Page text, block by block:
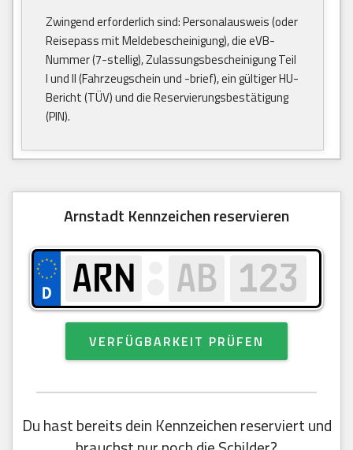
Zwingend erforderlich sind: Personalausweis (oder
Reisepass mit Meldebescheinigung), die eVB-
Nummer (7-stellig), Zulassungsbescheinigung Teil
I und II (Fahrzeugschein und -brief), ein gültiger HU-
Bericht (TÜV) und die Reservierungsbestätigung
(PIN).
Arnstadt Kennzeichen reservieren
VERFÜGBARKEIT PRÜFEN
Du hast bereits dein Kennzeichen reserviert und